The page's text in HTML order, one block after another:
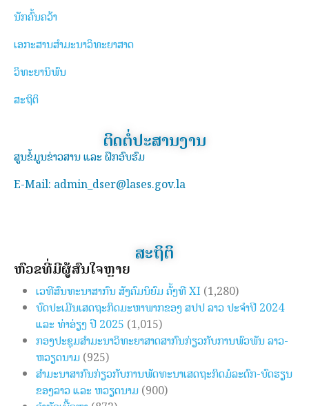
ນັກຄົ້ນຄວ້າ
ເອກະສານສຳມະນາວິທະຍາສາດ
ວິທະຍານິພົນ
ສະຖິຕິ
ຕິດຕໍ່ປະສານງານ
ສູນຂໍ້ມູນຂ່າວສານ ແລະ ຝຶກອົບຮົມ
E-Mail: admin_dser@lases.gov.la
ສະຖິຕິ
ຫົວຂໍ້ທີ່ມີຜູ້ສົນໃຈຫຼາຍ
ເວທີສົນທະນາສາກົນ ສັງຄົມນິຍົມ ຄັ້ງທີ XI (1,280)
ບົດປະເມີນເສດຖະກິດມະຫາພາກຂອງ ສປປ ລາວ ປະຈຳປີ 2024
ແລະ ທ່າອ່ຽງ ປີ 2025 (1,015)
ກອງປະຊຸມສຳມະນາວິທະຍາສາດສາກົນກ່ຽວກັບການພົວພັນ ລາວ-
ຫວຽດນາມ(925)
ສຳມະນາສາກົນກ່ຽວກັບການພັດທະນາເສດຖະກິດມໍລະດົກ-ບົດຮຽນ
ຂອງລາວ ແລະ ຫວຽດນາມ(900)